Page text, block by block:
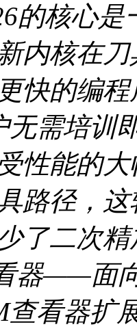
的核心
内核在
快的编
无需培训
性能的
路径，
了二次
看器——面
查看器扩